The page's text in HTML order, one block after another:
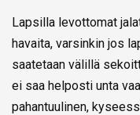
Lapsilla levottomat
havaita, varsinkin jos
saatetaan välillä
ei saa helposti unta
pahantuulinen,